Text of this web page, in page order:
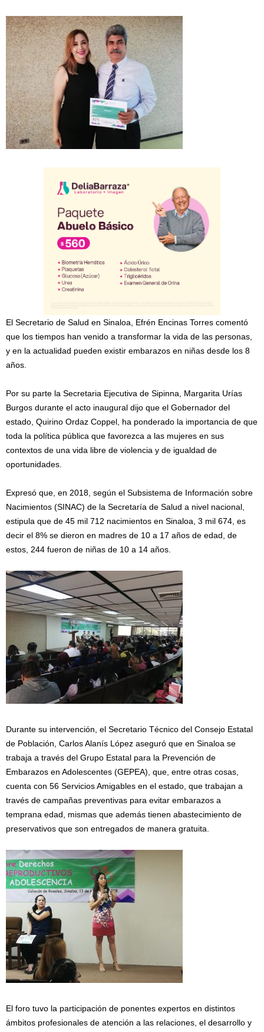
El Secretario de Salud en Sinaloa, Efrén Encinas Torres comentó
que los tiempos han venido a transformar la vida de las personas,
y en la actualidad pueden existir embarazos en niñas desde los 8
años.
Por su parte la Secretaria Ejecutiva de Sipinna, Margarita Urías
Burgos durante el acto inaugural dijo que el Gobernador del
estado, Quirino Ordaz Coppel, ha ponderado la importancia de que
toda la política pública que favorezca a las mujeres en sus
contextos de una vida libre de violencia y de igualdad de
oportunidades.
Expresó que, en 2018, según el Subsistema de Información sobre
Nacimientos (SINAC) de la Secretaría de Salud a nivel nacional,
estipula que de 45 mil 712 nacimientos en Sinaloa, 3 mil 674, es
decir el 8% se dieron en madres de 10 a 17 años de edad, de
estos, 244 fueron de niñas de 10 a 14 años.
Durante su intervención, el Secretario Técnico del Consejo Estatal
de Población, Carlos Alanís López aseguró que en Sinaloa se
trabaja a través del Grupo Estatal para la Prevención de
Embarazos en Adolescentes (GEPEA), que, entre otras cosas,
cuenta con 56 Servicios Amigables en el estado, que trabajan a
través de campañas preventivas para evitar embarazos a
temprana edad, mismas que además tienen abastecimiento de
preservativos que son entregados de manera gratuita.
El foro tuvo la participación de ponentes expertos en distintos
ámbitos profesionales de atención a las relaciones, el desarrollo y